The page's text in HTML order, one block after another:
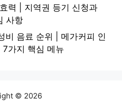
력 | 지역권 등기 신청과
사항
비 음료 순위 | 메가커피 인
7가지 핵심 메뉴
© 2026